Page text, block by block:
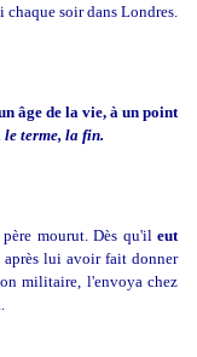
soir dans Londres.
âge de la vie, à un point
terme, la fin.
mourut. Dès qu'il eut
après lui avoir fait donner
militaire, l'envoya chez